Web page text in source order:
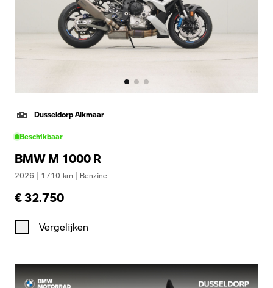
Dusseldorp Alkmaar
Beschikbaar
BMW M 1000 R
2026 | 1710 km | Benzine
€ 32.750
Vergelijken